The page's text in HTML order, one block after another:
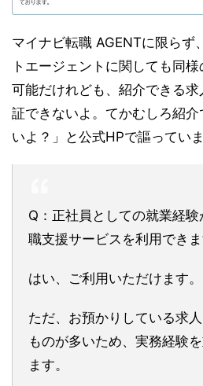
マイナビ転職 AGENTに限らず
トエージェントに関しても同
可能だけれども、紹介できる
証できないよ。てかむしろ紹
いよ？」と公式HPで謳っていま
Q：正社員としての就業経
職支援サービスを利用でき
はい、ご利用いただけます。
ただ、お預かりしている求
ものが多いため、実務経験
ます。